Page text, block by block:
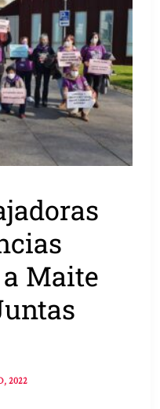
Maite
2022